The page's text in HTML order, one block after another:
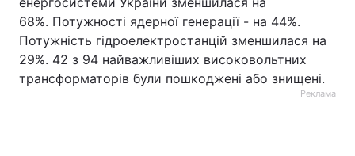
68%. Потужності ядерної генерації - на 44%.
Потужність гідроелектростанцій зменшилася на
29%. 42 з 94 найважливіших високовольтних
трансформаторів були пошкоджені або знищені.
Реклама